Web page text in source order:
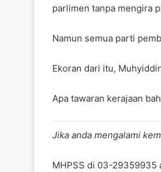
parlimen tanpa mengira
Namun semua parti
Ekoran dari itu,
Apa tawaran kerajaan
Jika anda mengalami
MHPSS di 03-29359935